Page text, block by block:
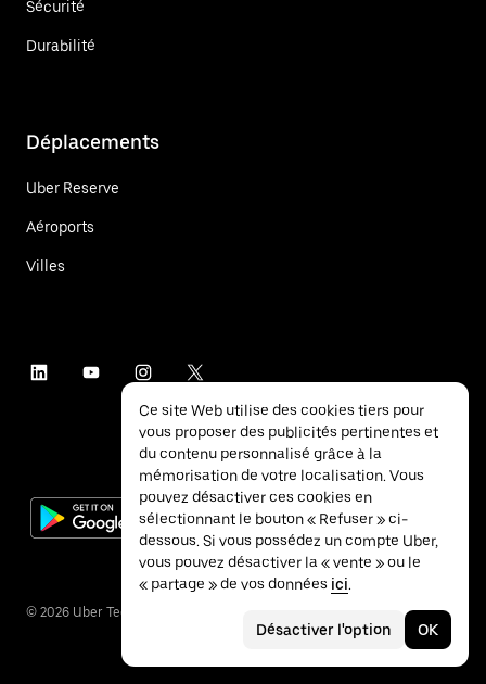
Sécurité
Durabilité
Déplacements
Uber Reserve
Aéroports
Villes
© 2026 Uber Technologies Inc.
Ce site Web utilise des cookies tiers pour
vous proposer des publicités pertinentes et
du contenu personnalisé grâce à la
mémorisation de votre localisation. Vous
pouvez désactiver ces cookies en
sélectionnant le bouton « Refuser » ci-
dessous. Si vous possédez un compte Uber,
vous pouvez désactiver la « vente » ou le
« partage » de vos données ici.
Désactiver l'option OK